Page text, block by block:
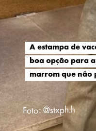
A estampa de
boa opção para
marrom que não
A estampa de
boa opção para
marrom que não
Foto: @stxph.h